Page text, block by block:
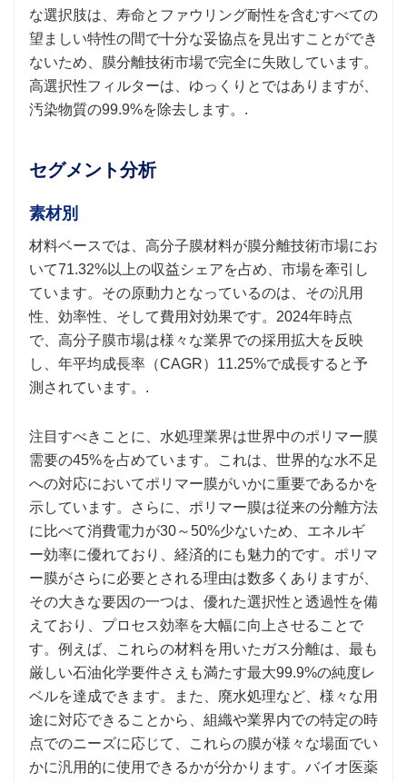
な選択肢は、寿命とファウリング耐性を含むすべての
望ましい特性の間で十分な妥協点を見出すことができ
ないため、膜分離技術市場で完全に失敗しています。
高選択性フィルターは、ゆっくりとではありますが、
汚染物質の99.9%を除去します。.
セグメント分析
素材別
材料ベースでは、高分子膜材料が膜分離技術市場にお
いて71.32%以上の収益シェアを占め、市場を牽引し
ています。その原動力となっているのは、その汎用
性、効率性、そして費用対効果です。2024年時点
で、高分子膜市場は様々な業界での採用拡大を反映
し、年平均成長率（CAGR）11.25%で成長すると予
測されています。.
注目すべきことに、水処理業界は世界中のポリマー膜
需要の45%を占めています。これは、世界的な水不足
への対応においてポリマー膜がいかに重要であるかを
示しています。さらに、ポリマー膜は従来の分離方法
に比べて消費電力が30～50%少ないため、エネルギ
ー効率に優れており、経済的にも魅力的です。ポリマ
ー膜がさらに必要とされる理由は数多くありますが、
その大きな要因の一つは、優れた選択性と透過性を備
えており、プロセス効率を大幅に向上させることで
す。例えば、これらの材料を用いたガス分離は、最も
厳しい石油化学要件さえも満たす最大99.9%の純度レ
ベルを達成できます。また、廃水処理など、様々な用
途に対応できることから、組織や業界内での特定の時
点でのニーズに応じて、これらの膜が様々な場面でい
かに汎用的に使用できるかが分かります。バイオ医薬